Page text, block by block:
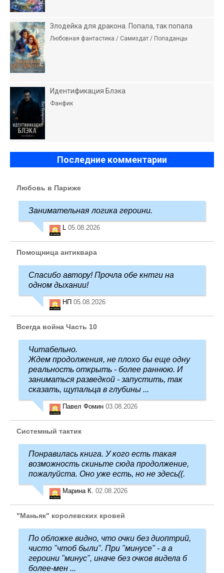
Злодейка для дракона. Попала, так попала
Любовная фантастика / Самиздат / Попаданцы
Идентификация Блэка
Фанфик
Последние комментарии
Любовь в Париже
Занимательная логика героини.
05.08.2026
Помощница антиквара
Спасибо автору! Прочла обе кнтги на
одном дыхании!
НП 05.08.2026
Всегда война Часть 10
Читабельно.
Ждем продолжения, не плохо бы еще одну
реальность открыть - более раннюю. И
заниматься разведкой - запустить, так
сказать, щупальца в глубины ...
Павел Фомин 03.08.2026
Системный тактик
Понравилась книга. У кого есть такая
возможность скиньте сюда продолжение,
пожалуйста. Оно уже есть, но не здесь((.
Марина К. 02.08.2026
"Маньяк" королевских кровей
По обложке видно, что очки без диоптрий,
чисто "чтоб были". При "минусе" - а а
героини "минус", иначе без очков видела б
более-мен ...